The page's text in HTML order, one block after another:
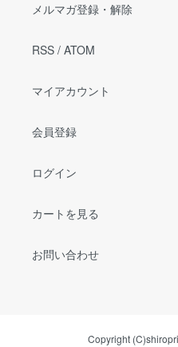
メルマガ登録・解除
RSS / ATOM
マイアカウント
会員登録
ログイン
カートを見る
お問い合わせ
Copyright